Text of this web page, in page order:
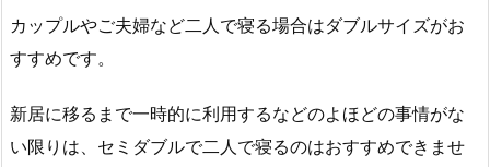
カップルやご夫婦など二人で寝る場合はダブルサイズがお
すすめです。
新居に移るまで一時的に利用するなどのよほどの事情がな
い限りは、セミダブルで二人で寝るのはおすすめできませ